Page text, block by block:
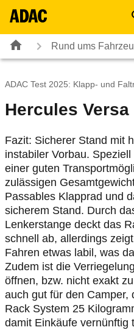
Rund ums
ADAC Test 2025: Klapp- und
Hercules Versa
Fazit: Sicherer Stand mit
instabiler Vorbau.
einer guten
zulässigen
Passables Klapprad und
sicherem Stand. Durch
Lenkerstange deckt das
schnell ab, allerdings
Fahren etwas labil, was
Zudem ist die
öffnen, bzw. nicht exakt
auch gut für den Camper,
Rack System 25
damit Einkäufe vernünftig